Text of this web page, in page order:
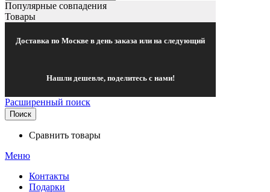
Популярные совпадения
Товары
Доставка по Москве в день заказа или на следующий
Нашли дешевле, поделитесь с нами!
Расширенный поиск
Поиск
Сравнить товары
Меню
Контакты
Подарки